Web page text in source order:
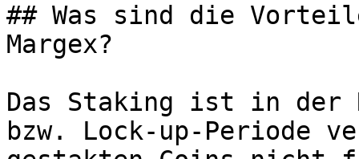
## Was sind die
Margex?
Das Staking ist in
bzw. Lock-up-Periode